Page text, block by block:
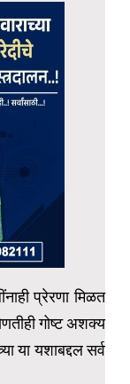
प्रेरणा मिळत
गोष्ट अशक्य
या यशाबद्दल सर्व